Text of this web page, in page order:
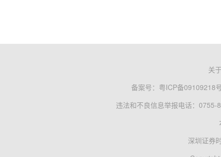
关
备案号： 粤ICP备09109218
违法和不良信息举报电话：0755-
深圳证券